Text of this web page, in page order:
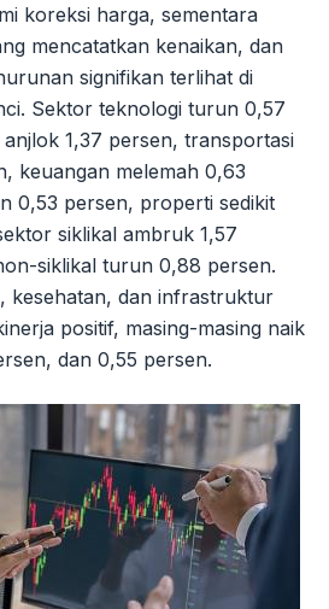
koreksi harga, sementara
mencatatkan kenaikan, dan
signifikan terlihat di
Sektor teknologi turun 0,57
1,37 persen, transportasi
keuangan melemah 0,63
0,53 persen, properti sedikit
siklikal ambruk 1,57
siklikal turun 0,88 persen.
kesehatan, dan infrastruktur
positif, masing-masing naik
dan 0,55 persen.